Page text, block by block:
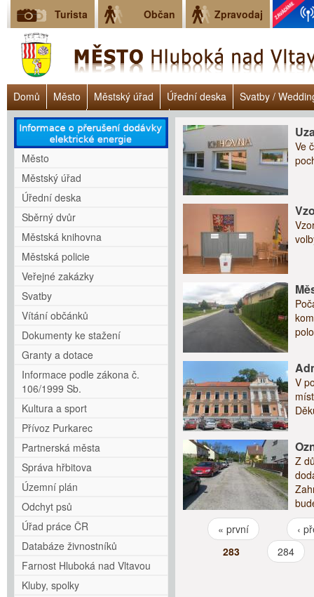
Turista Občan Zpravodaj
Domů Město Městský úřad Úřední deska
Svatby /
Úřad práce ČR
Lokalita Janoch Dluhové poradenství - Clověk
Město
Městský úřad
Úřední deska
Sběrný dvůr
Městská knihovna
Městská policie
Veřejné zakázky
Svatby
Vítání občánků
Dokumenty ke stažení
Granty a dotace
Informace podle zákona č.
106/1999 Sb.
Kultura a sport
Přívoz Purkarec
Partnerská města
Správa hřbitova
Územní plán
Odchyt psů
Úřad práce ČR
Databáze živnostníků
Farnost Hluboká nad Vltavou
Kluby, spolky
Ve
V
Z
Stránky
« první
‹
283
284